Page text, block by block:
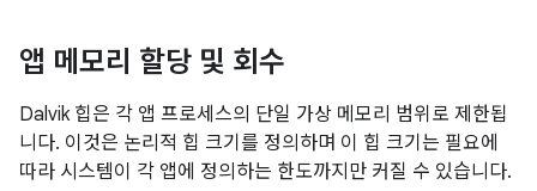
앱 메모리 할당 및 회수
Dalvik 힙은 각 앱 프로세스의 단일 가상 메모리 범위로 제한됩
니다. 이것은 논리적 힙 크기를 정의하며 이 힙 크기는 필요에
따라 시스템이 각 앱에 정의하는 한도까지만 커질 수 있습니다.